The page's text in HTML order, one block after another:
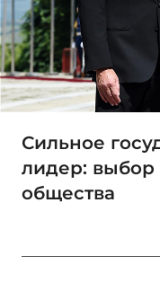
Сильное
лидер: выбор
общества